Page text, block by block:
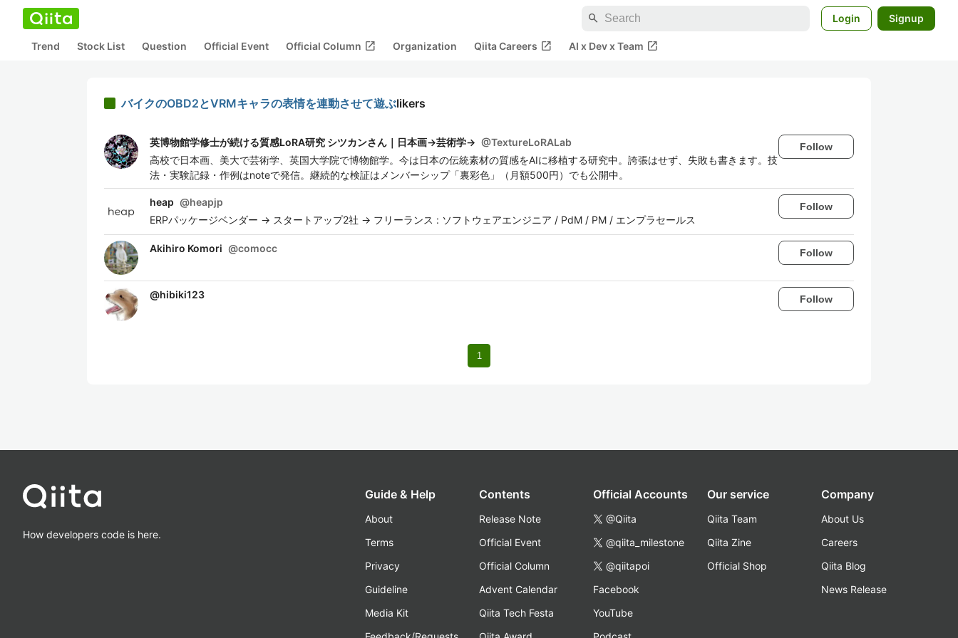
search Login Signup
Trend Stock List Question Official Event Official Column open_in_new Organization Qiita Careers open_in_new AI x Dev x Team open_in_new
バイクのOBD2とVRMキャラの表情を連動させて遊ぶlikers
英博物館学修士が続ける質感LoRA研究 シツカンさん｜日本画→芸術学→ @TextureLoRALab
高校で日本画、美大で芸術学、英国大学院で博物館学。今は日本の伝統素材の質感をAIに移植する研究中。誇張はせず、失敗も書きます。技
法・実験記録・作例はnoteで発信。継続的な検証はメンバーシップ「裏彩色」（月額500円）でも公開中。
Follow
heap @heapjp
ERPパッケージベンダー -> スタートアップ2社 -> フリーランス : ソフトウェアエンジニア / PdM / PM / エンプラセールス
Follow
Akihiro Komori @comocc Follow
@hibiki123 Follow
1
How developers code is here.
Guide & Help
About
Terms
Privacy
Guideline
Media Kit
Contents
Release Note
Official Event
Official Column
Advent Calendar
Qiita Tech Festa
Official Accounts
@Qiita
@qiita_milestone
@qiitapoi
Facebook
YouTube
Our service
Qiita Team
Qiita Zine
Official Shop
Company
About Us
Careers
Qiita Blog
News Release